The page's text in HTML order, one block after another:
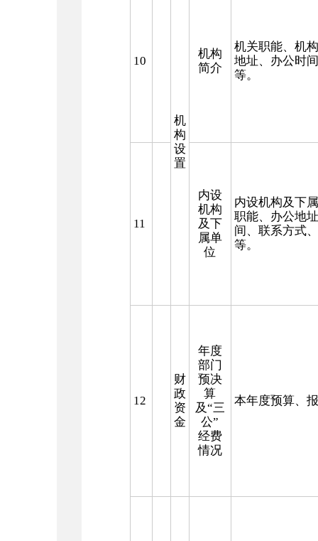
10
机
构
设
置
机构
简介
机关职能、机
地址、办公时
等。
11
内设
机构
及下
属单
位
内设机构及下
职能、办公地
间、联系方式
等。
12
财
政
资
金
年度
部门
预决
算
及“三
公”
经费
情况
本年度预算、